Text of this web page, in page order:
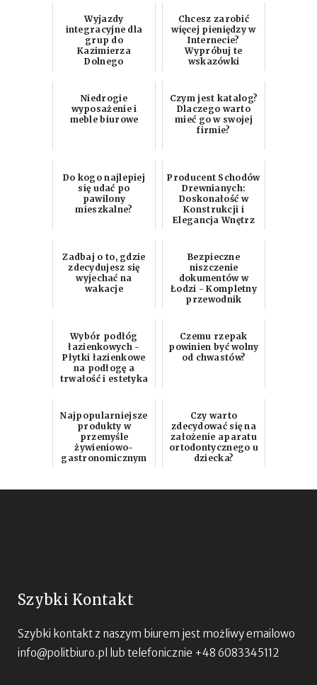
Wyjazdy
integracyjne dla
grup do
Kazimierza
Dolnego
Chcesz zarobić
więcej pieniędzy w
Internecie?
Wypróbuj te
wskazówki
Niedrogie
wyposażenie i
meble biurowe
Czym jest katalog?
Dlaczego warto
mieć go w swojej
firmie?
Do kogo najlepiej
się udać po
pawilony
mieszkalne?
Producent Schodów
Drewnianych:
Doskonałość w
Konstrukcji i
Elegancja Wnętrz
Zadbaj o to, gdzie
zdecydujesz się
wyjechać na
wakacje
Bezpieczne
niszczenie
dokumentów w
Łodzi - Kompletny
przewodnik
Wybór podłóg
łazienkowych -
Płytki łazienkowe
na podłogę a
trwałość i estetyka
Czemu rzepak
powinien być wolny
od chwastów?
Najpopularniejsze
produkty w
przemyśle
żywieniowo-
gastronomicznym
Czy warto
zdecydować się na
założenie aparatu
ortodontycznego u
dziecka?
Szybki Kontakt
Szybki kontakt z naszym biurem jest możliwy emailowo
info@politbiuro.pl
lub telefonicznie +48 6083345112